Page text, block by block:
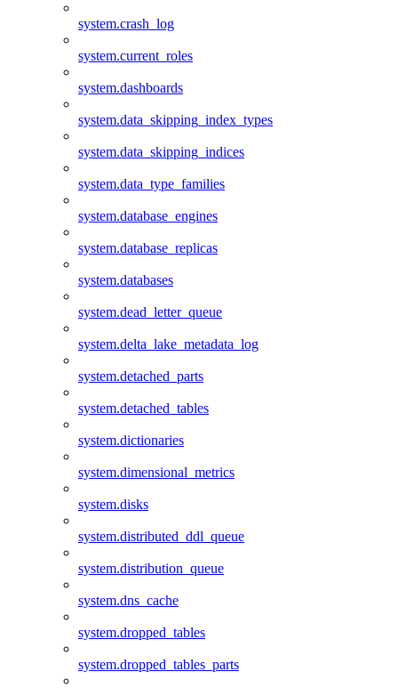
system.crash_log
system.current_roles
system.dashboards
system.data_skipping_index_types
system.data_skipping_indices
system.data_type_families
system.database_engines
system.database_replicas
system.databases
system.dead_letter_queue
system.delta_lake_metadata_log
system.detached_parts
system.detached_tables
system.dictionaries
system.dimensional_metrics
system.disks
system.distributed_ddl_queue
system.distribution_queue
system.dns_cache
system.dropped_tables
system.dropped_tables_parts